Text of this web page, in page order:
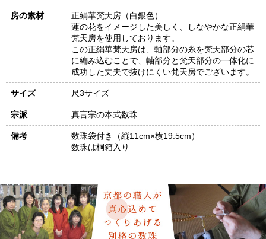
房の素材
正絹華梵天房（白銀色）
蓮の花をイメージした美しく、しなやかな正絹華
梵天房を使用しております。
この正絹華梵天房は、軸部分の糸を梵天部分の芯
に編み込むことで、軸部分と梵天部分の一体化に
成功した丈夫で抜けにくい梵天房でございます。
サイズ 尺3サイズ
宗派 真言宗の本式数珠
備考
数珠袋付き（縦11cm×横19.5cm）
数珠は桐箱入り